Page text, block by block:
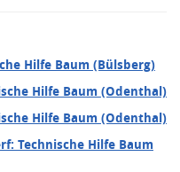
Hilfe Baum (Bülsberg)
Hilfe Baum (Odenthal)
Hilfe Baum (Odenthal)
Technische Hilfe Baum